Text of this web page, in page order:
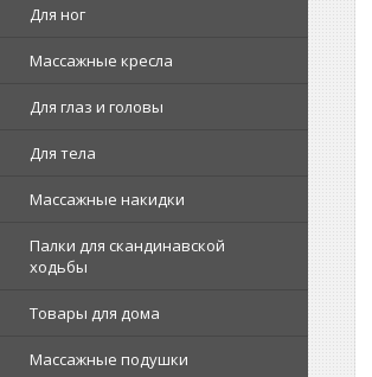
Для ног
Массажные кресла
Для глаз и головы
Для тела
Массажные накидки
Палки для скандинавской
ходьбы
Товары для дома
Массажные подушки